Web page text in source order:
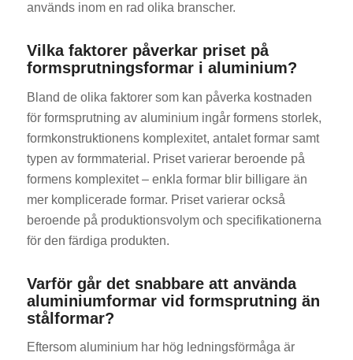
används inom en rad olika branscher.
Vilka faktorer påverkar priset på
formsprutningsformar i aluminium?
Bland de olika faktorer som kan påverka kostnaden
för formsprutning av aluminium ingår formens storlek,
formkonstruktionens komplexitet, antalet formar samt
typen av formmaterial. Priset varierar beroende på
formens komplexitet – enkla formar blir billigare än
mer komplicerade formar. Priset varierar också
beroende på produktionsvolym och specifikationerna
för den färdiga produkten.
Varför går det snabbare att använda
aluminiumformar vid formsprutning än
stålformar?
Eftersom aluminium har hög ledningsförmåga är
NB
EL
HU
ES_MX